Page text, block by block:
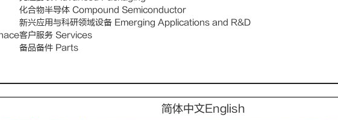
化合物半导体 Compound Semiconductor
新兴应用与科研领域设备 Emerging Applications and R&D
客户服务 Services
备品备件 Parts
简体中文English